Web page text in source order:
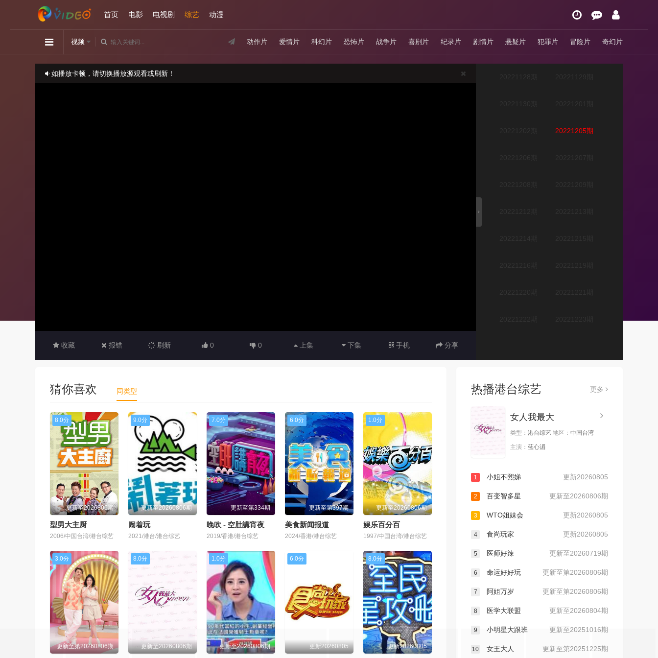
首页 电影 电视剧 综艺 动漫
动作片 爱情片 科幻片 恐怖片 战争片 喜剧片 纪录片 剧情片 悬疑片 犯罪片 冒险片 奇幻片
视频
如播放卡顿，请切换播放源观看或刷新！
收藏 报错 刷新 0 0 上集 下集 手机 分享
20221205期
20230109期 20230110期
20230113期 20230116期
20230119期 20230120期
20230123期 20230124期
猜你喜欢 同类型
8.0分
更新至2026806期
型男大主厨
2006/中国台湾/港台综艺
9.0分
更新至20260806期
闹着玩
2021/港台/港台综艺
7.0分
更新至第334期
晚吹 - 空肚講宵夜
2019/香港/港台综艺
6.0分
更新至第397期
美食新闻报道
2024/香港/港台综艺
1.0分
更新至20260806期
娱乐百分百
1997/中国台湾/港台综艺
3.0分
更新至第20260806期
8.0分
更新至20260806期
1.0分
更新至20260806期
6.0分
更新20260805
8.0分
更新20260805
热播港台综艺 更多
女人我最大
类型： 港台综艺 地区： 中国台湾
主演： 蓝心湄
更新20260805
1 小姐不熙娣
更新至20260806期
2 百变智多星
更新20260805
3 WTO姐妹会
更新20260805
4 食尚玩家
更新至20260719期
5 医师好辣
更新至第20260806期
6 命运好好玩
更新至第20260806期
7 阿姐万岁
更新至20260804期
8 医学大联盟
更新至20251016期
9 小明星大跟班
更新至第20251225期
10 女王大人